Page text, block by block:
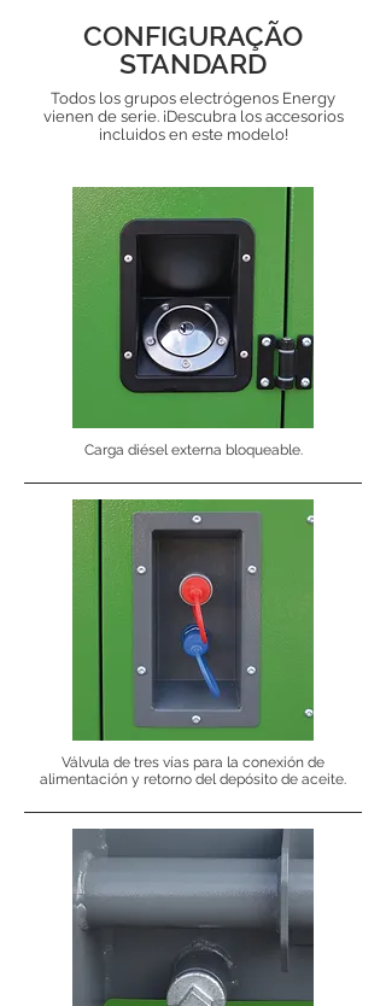
CONFIGURAÇÃO
STANDARD
Todos los grupos electrógenos Energy
vienen de serie. ¡Descubra los accesorios
incluidos en este modelo!
Carga diésel externa bloqueable.
Válvula de tres vías para la conexión de
alimentación y retorno del depósito de aceite.